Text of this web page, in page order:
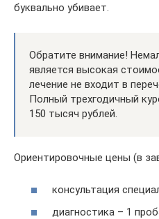
буквально убивает.
Обратите внимание!
является высокая
лечение не входит в
Полный трехгодичный
150 тысяч рублей.
Ориентировочные цены (в
консультация
диагностика – 1